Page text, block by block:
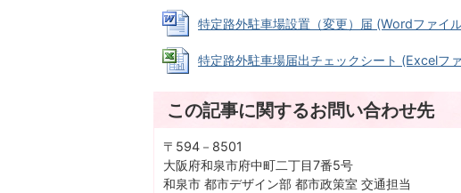
特定路外駐車場設置（変更）届 (Wordファイ
特定路外駐車場届出チェックシート (Excelフ
この記事に関するお問い合わせ先
〒594－8501
大阪府和泉市府中町二丁目7番5号
和泉市 都市デザイン部 都市政策室 交通担当